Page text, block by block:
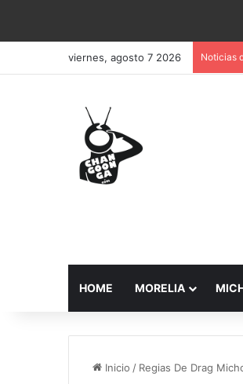
viernes, agosto 7 2026 Noticias
HOME MORELIA
Inicio / Regias De Drag